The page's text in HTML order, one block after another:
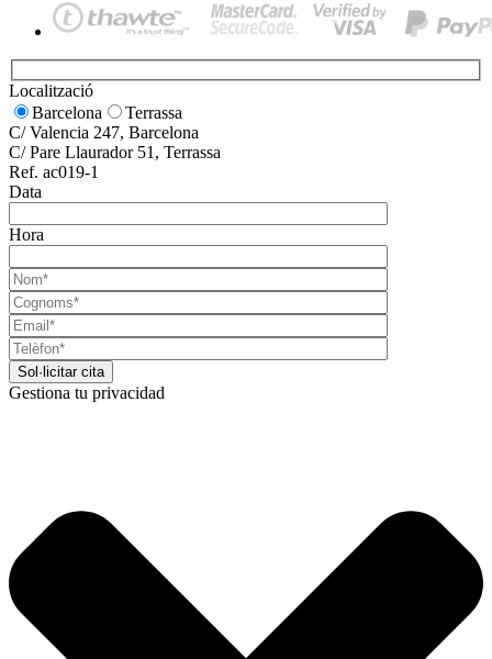
Localització
Barcelona
Terrassa
C/ Valencia 247, Barcelona
C/ Pare Llaurador 51, Terrassa
Ref. ac019-1
Data
Hora
Gestiona tu privacidad